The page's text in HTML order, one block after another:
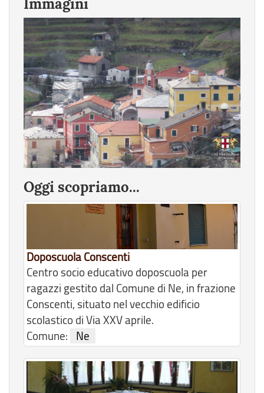
Immagini
Oggi scopriamo...
Doposcuola Conscenti
Centro socio educativo doposcuola per
ragazzi gestito dal Comune di Ne, in frazione
Conscenti, situato nel vecchio edificio
scolastico di Via XXV aprile.
Comune:
Ne